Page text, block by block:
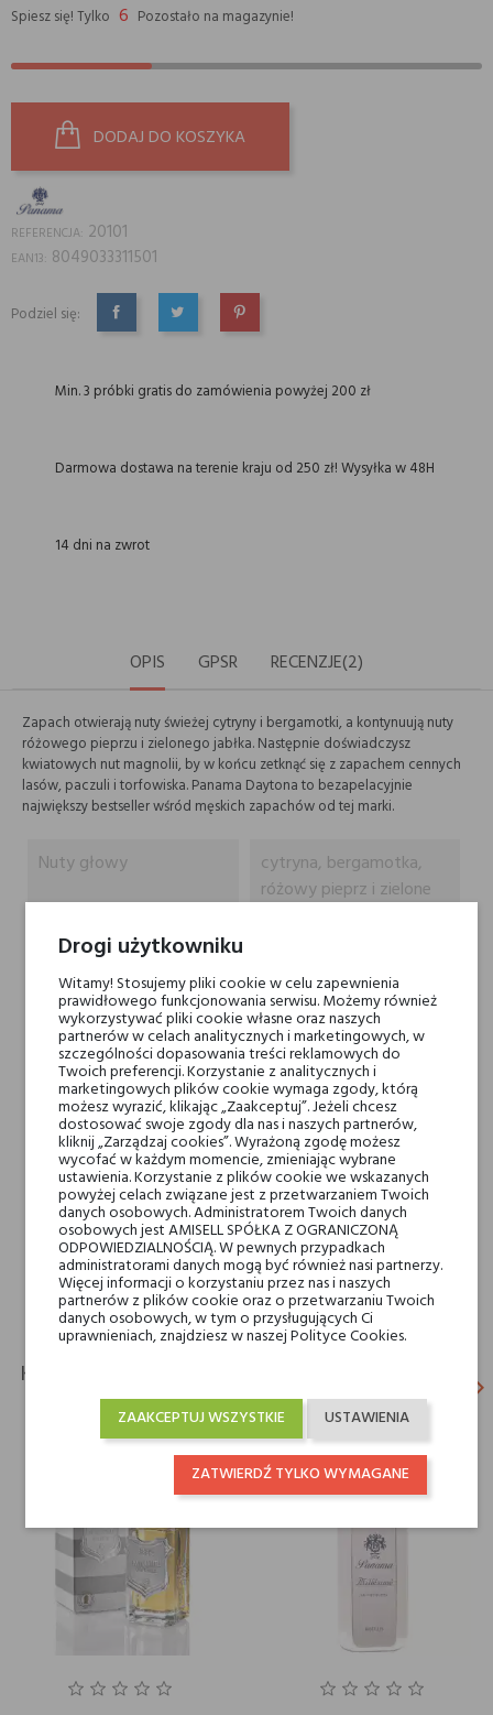
Spiesz się! Tylko 6 Pozostało na magazynie!
DODAJ DO KOSZYKA
REFERENCJA: 20101
EAN13: 8049033311501
Podziel się:
UDOSTĘPNIJTWEETUJPINTEREST
Min. 3 próbki gratis do zamówienia powyżej 200 zł
Darmowa dostawa na terenie kraju od 250 zł! Wysyłka w 48H
14 dni na zwrot
OPIS GPSR RECENZJE(2)
Zapach otwierają nuty świeżej cytryny i bergamotki, a kontynuują nuty
różowego pieprzu i zielonego jabłka. Następnie doświadczysz
kwiatowych nut magnolii, by w końcu zetknąć się z zapachem cennych
lasów, paczuli i torfowiska. Panama Daytona to bezapelacyjnie
największy bestseller wśród męskich zapachów od tej marki.
Nuty głowy
cytryna, bergamotka,
różowy pieprz i zielone
Nuty serca
magnolia, kwiaty
bergamotki
Nuty bazy
nuty drzewne, paczula i
piżmo
Marki Niszowe
Panama 1924
Rodzaj
wody perfumowane
Dla kogo
dla niego
KLIENCI, KTÓRZY KUPILI TEN PRODUKT, KUPILI
TAKŻE: keyboard_arrow_right
Drogi użytkowniku
Witamy! Stosujemy pliki cookie w celu zapewnienia
prawidłowego funkcjonowania serwisu. Możemy również
wykorzystywać pliki cookie własne oraz naszych
partnerów w celach analitycznych i marketingowych, w
szczególności dopasowania treści reklamowych do
Twoich preferencji. Korzystanie z analitycznych i
marketingowych plików cookie wymaga zgody, którą
możesz wyrazić, klikając „Zaakceptuj”. Jeżeli chcesz
dostosować swoje zgody dla nas i naszych partnerów,
kliknij „Zarządzaj cookies”. Wyrażoną zgodę możesz
wycofać w każdym momencie, zmieniając wybrane
ustawienia. Korzystanie z plików cookie we wskazanych
powyżej celach związane jest z przetwarzaniem Twoich
danych osobowych. Administratorem Twoich danych
osobowych jest AMISELL SPÓŁKA Z OGRANICZONĄ
ODPOWIEDZIALNOŚCIĄ. W pewnych przypadkach
administratorami danych mogą być również nasi partnerzy.
Więcej informacji o korzystaniu przez nas i naszych
partnerów z plików cookie oraz o przetwarzaniu Twoich
danych osobowych, w tym o przysługujących Ci
uprawnieniach, znajdziesz w naszej Polityce Cookies.
USTAWIENIA
ZAAKCEPTUJ WSZYSTKIE
ZATWIERDŹ TYLKO WYMAGANE